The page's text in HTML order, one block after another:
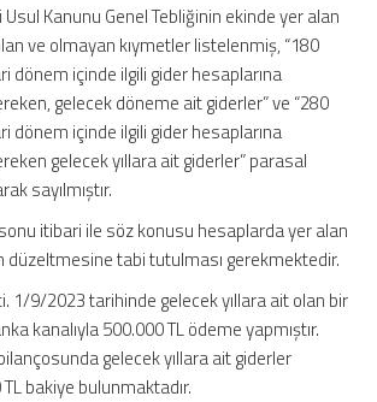
Usul Kanunu Genel Tebliğinin ekinde yer alan
ve olmayan kıymetler listelenmiş, “180
dönem içinde ilgili gider hesaplarına
gelecek döneme ait giderler” ve “280
dönem içinde ilgili gider hesaplarına
gelecek yıllara ait giderler” parasal
sayılmıştır.
itibari ile söz konusu hesaplarda yer alan
düzeltmesine tabi tutulması gerekmektedir.
1/9/2023 tarihinde gelecek yıllara ait olan bir
kanalıyla 500.000 TL ödeme yapmıştır.
gelecek yıllara ait giderler
bakiye bulunmaktadır.